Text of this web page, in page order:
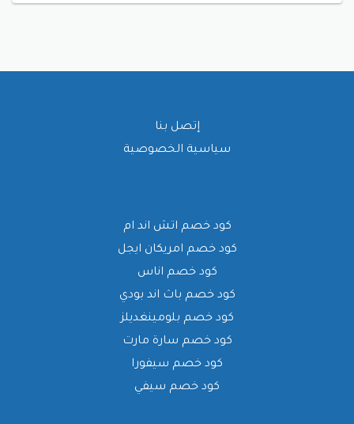
إتصل بنا
سياسية الخصوصية
كود خصم اتش اند ام
كود خصم امريكان ايجل
كود خصم اناس
كود خصم باث اند بودي
كود خصم بلومينغديلز
كود خصم سارة مارت
كود خصم سيفورا
كود خصم سيفي